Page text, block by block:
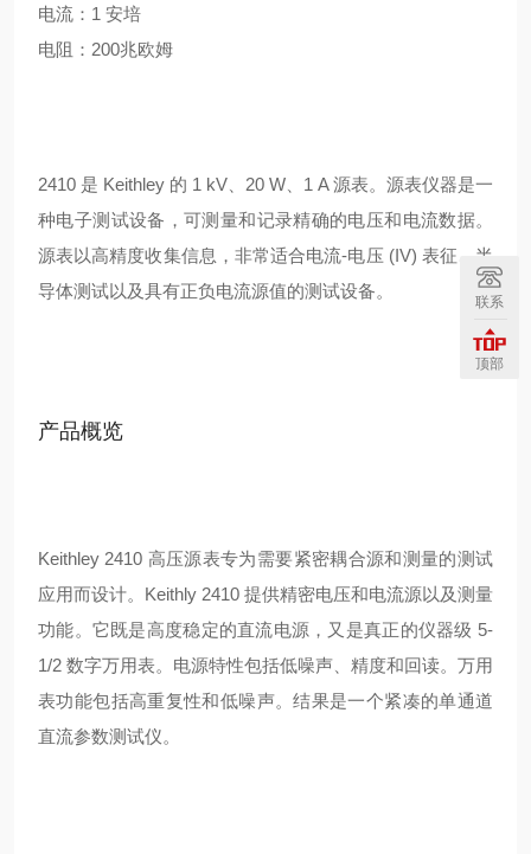
电流：1 安培
电阻：200兆欧姆
2410 是 Keithley 的 1 kV、20 W、1 A 源表。源表仪器是一
种电子测试设备，可测量和记录精确的电压和电流数据。
源表以高精度收集信息，非常适合电流-电压 (IV) 表征、半
导体测试以及具有正负电流源值的测试设备。
产品概览
Keithley 2410 高压源表专为需要紧密耦合源和测量的测试
应用而设计。 Keithly 2410 提供精密电压和电流源以及测量
功能。 它既是高度稳定的直流电源，又是真正的仪器级 5-
1/2 数字万用表。 电源特性包括低噪声、精度和回读。 万用
表功能包括高重复性和低噪声。结果是一个紧凑的单通道
直流参数测试仪。
联系
顶部